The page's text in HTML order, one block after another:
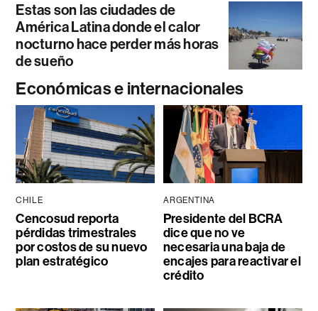
Estas son las ciudades de
América Latina donde el calor
nocturno hace perder más horas
de sueño
Económicas e internacionales
CHILE
Cencosud reporta
pérdidas trimestrales
por costos de su nuevo
plan estratégico
ARGENTINA
Presidente del BCRA
dice que no ve
necesaria una baja de
encajes para reactivar el
crédito